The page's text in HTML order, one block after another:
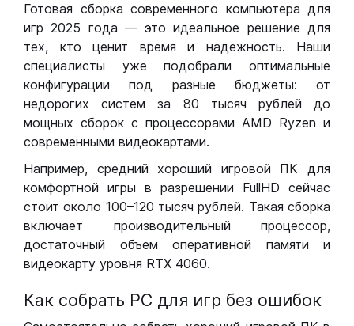
Готовая сборка современного компьютера для
игр 2025 года — это идеальное решение для
тех, кто ценит время и надежность. Наши
специалисты уже подобрали оптимальные
конфигурации под разные бюджеты: от
недорогих систем за 80 тысяч рублей до
мощных сборок с процессорами AMD Ryzen и
современными видеокартами.
Например, средний хороший игровой ПК для
комфортной игры в разрешении FullHD сейчас
стоит около 100–120 тысяч рублей. Такая сборка
включает производительный процессор,
достаточный объем оперативной памяти и
видеокарту уровня RTX 4060.
Как собрать РС для игр без ошибок